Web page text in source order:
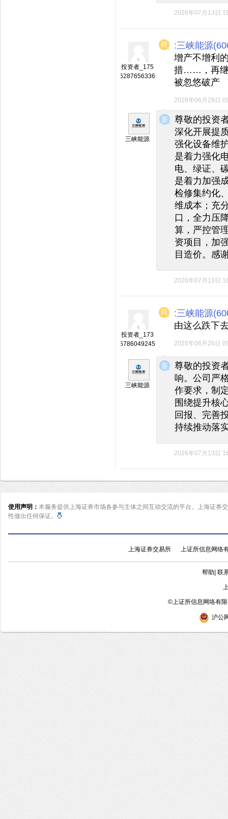
2026年07月13日
投资者_175
6287656336
:三峡能源
增产不增利
措……，再继
被忽悠破产
2026年06月29日
◆
◆
三峡能源
尊敬的投资
深化开展提
强化设备维
是着力强化
电、绿证、
是着力加强
检修集约化
维成本；充
口，全力压
算，严控管
资项目，加
目造价。感
2026年07月13日
投资者_173
5786049245
:三峡能源
由这么跌下
2026年06月26日
◆
◆
三峡能源
尊敬的投资
响。公司严
作要求，制
围绕提升核
回报、完善
持续推动落
2026年07月13日
使用声明： 本服务提供上海证券市场各参与主体之间互动交流的平台。上海证券
性做出任何保证。
上海证券交易所 上证所信息网络
帮助 联
©上证所信息网络有
沪公